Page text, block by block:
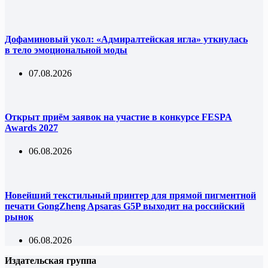
Дофаминовый укол: «Адмиралтейская игла» уткнулась
в тело эмоциональной моды
07.08.2026
Открыт приём заявок на участие в конкурсе FESPA
Awards 2027
06.08.2026
Новейший текстильный принтер для прямой пигментной
печати GongZheng Apsaras G5P выходит на российский
рынок
06.08.2026
Издательская группа